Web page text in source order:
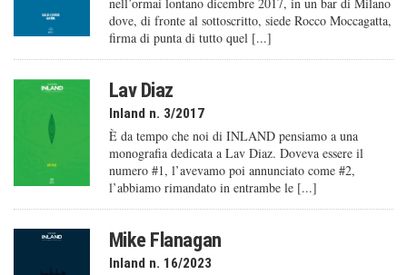
dove, di fronte al sottoscritto, siede Rocco Moccagatta,
firma di punta di tutto quel [...]
Lav Diaz
Inland n. 3/2017
È da tempo che noi di INLAND pensiamo a una
monografia dedicata a Lav Diaz. Doveva essere il
numero #1, l’avevamo poi annunciato come #2,
l’abbiamo rimandato in entrambe le [...]
Mike Flanagan
Inland n. 16/2023